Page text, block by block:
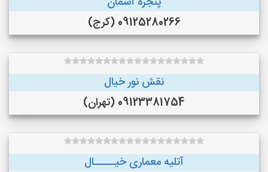
09125280266 (کرج)
نقش نور خیال
09123381754 (تهران)
آتلیه معماری خیـــــال